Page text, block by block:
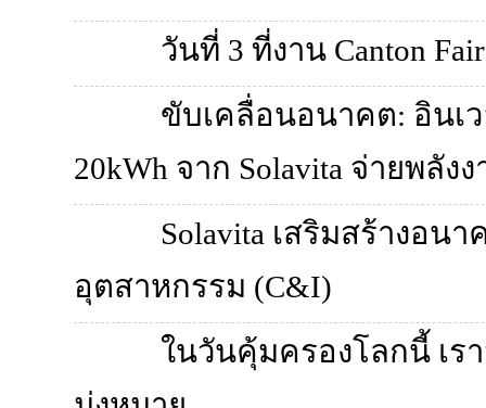
วันที่ 3 ที่งาน Canton
ขับเคลื่อนอนาคต: อินเ
20kWh จาก Solavita จ่ายพลั
Solavita เสริมสร้างอน
อุตสาหกรรม (C&I)
ในวันคุ้มครองโลกนี้ เร